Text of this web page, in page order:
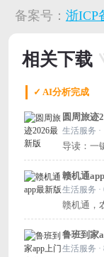
备案号： 浙ICP
相关下载
✓ AI分析完成
圆周旅迹
生活服务 ·
导读：一
路，旅行
赣机通
生活服务 ·
赣机通，
都离不开
鲁班到家
生活服务 ·